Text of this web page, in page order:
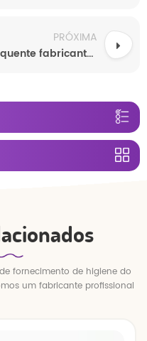
PRÓXIMA
AMOSTRA GRATUITA de venda quente fabricante de lenços umedecidos para bebês Softcare lenços umedecidos para bebês
fornecimento de higiene do
um fabricante profissional